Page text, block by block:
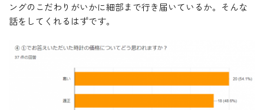
ングのこだわりがいかに細部まで行き届いているか。そんな
話をしてくれるはずです。